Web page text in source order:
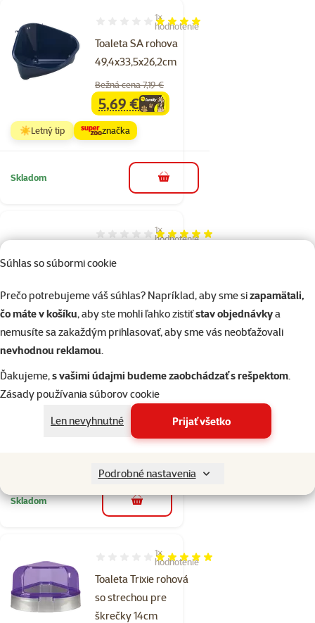
Súhlas so súbormi cookie
Prečo potrebujeme váš súhlas? Napríklad, aby sme sizapamätali,
čo máte v košíku, aby ste mohli ľahko zistiťstav objednávkya
nemusíte sa zakaždým prihlasovať, aby sme vás neobťažovali
nevhodnou reklamou.
Ďakujeme,s vašimi údajmi budeme zaobchádzať s rešpektom.
Zásady používania súborov cookie
Len nevyhnutné
Prijať všetko
Podrobné nastavenia
Toaleta SA rohova
49,4x33,5x26,2cm
Hodnotenie 80%, počet hodnotení: 1
1×
hodnotenie
Bežná cena 7,19 €
familycena
5,69 €
☀️Letný tip značka
Skladom do košíka
Toaleta rohova pre
Hodnotenie 100%, počet hodnotení: 1
1×
hodnotenie
Cena
1,99 €
FP Toaleta pre
hlodavce L 305
Hodnotenie 0%
Skladom do košíka
Toaleta Trixie rohová
so strechou pre
škrečky 14cm
Hodnotenie 100%, počet hodnotení: 1
1×
hodnotenie